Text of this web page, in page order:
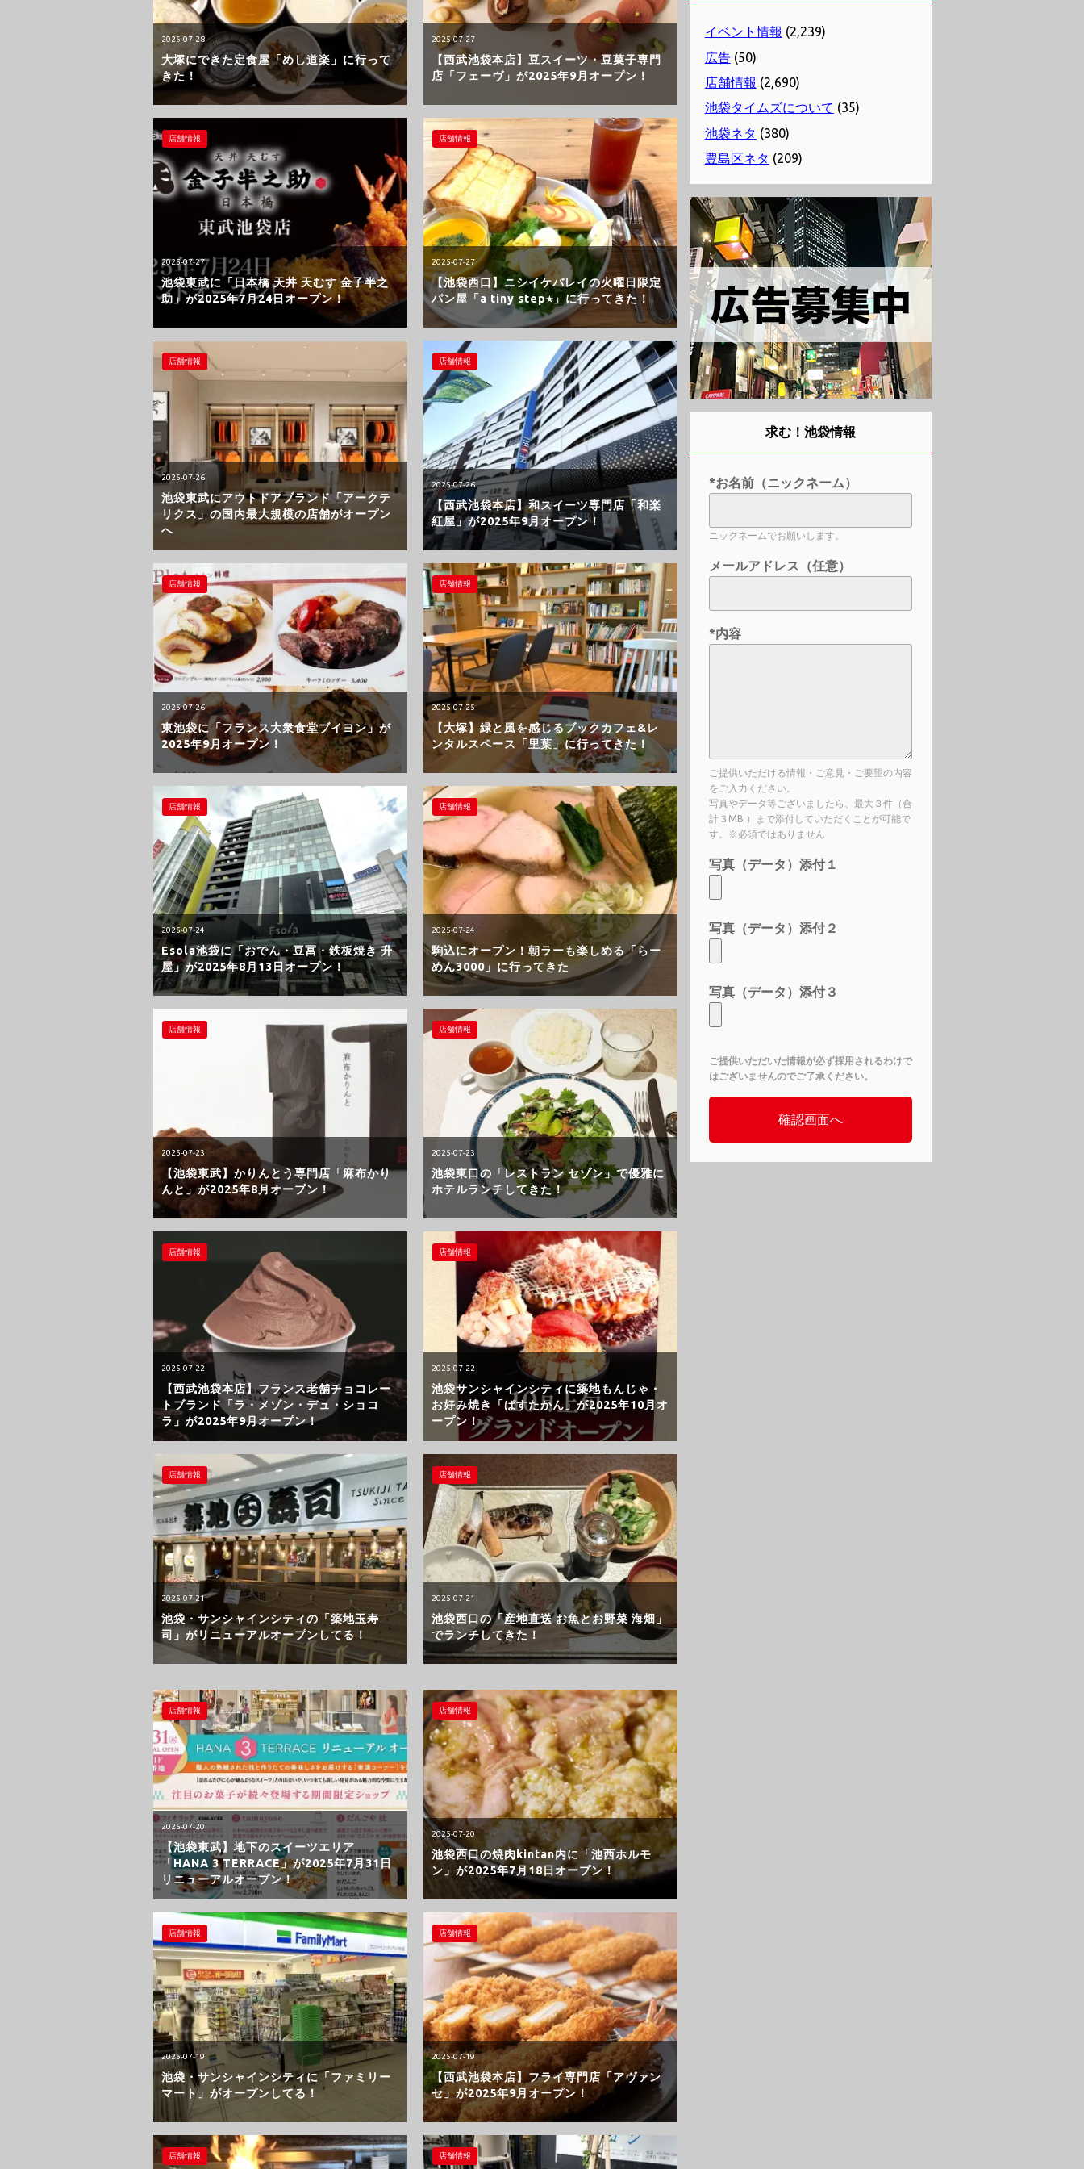
2025-07-28
大塚にできた定食屋「めし道楽」に行って
きた！
2025-07-27
【西武池袋本店】豆スイーツ・豆菓子専門
店「フェーヴ」が2025年9月オープン！
2025-07-27
池袋東武に「日本橋 天丼 天むす 金子半之
助」が2025年7月24日オープン！
店舗情報
2025-07-27
【池袋西口】ニシイケバレイの火曜日限定
パン屋「a tiny step⭐︎」に行ってきた！
店舗情報
2025-07-26
池袋東武にアウトドアブランド「アークテ
リクス」の国内最大規模の店舗がオープン
へ
店舗情報
2025-07-26
【西武池袋本店】和スイーツ専門店「和楽
紅屋」が2025年9月オープン！
店舗情報
2025-07-26
東池袋に「フランス大衆食堂ブイヨン」が
2025年9月オープン！
店舗情報
2025-07-25
【大塚】緑と風を感じるブックカフェ&レ
ンタルスペース「里葉」に行ってきた！
店舗情報
2025-07-24
Esola池袋に「おでん・豆冨・鉄板焼き 升
屋」が2025年8月13日オープン！
店舗情報
2025-07-24
駒込にオープン！朝ラーも楽しめる「らー
めん3000」に行ってきた
店舗情報
2025-07-23
【池袋東武】かりんとう専門店「麻布かり
んと」が2025年8月オープン！
店舗情報
2025-07-23
池袋東口の「レストラン セゾン」で優雅に
ホテルランチしてきた！
店舗情報
2025-07-22
【西武池袋本店】フランス老舗チョコレー
トブランド「ラ・メゾン・デュ・ショコ
ラ」が2025年9月オープン！
店舗情報
2025-07-22
池袋サンシャインシティに築地もんじゃ・
お好み焼き「ぱすたかん」が2025年10月オ
ープン！
店舗情報
2025-07-21
池袋・サンシャインシティの「築地玉寿
司」がリニューアルオープンしてる！
店舗情報
2025-07-21
池袋西口の「産地直送 お魚とお野菜 海畑」
でランチしてきた！
店舗情報
2025-07-20
【池袋東武】地下のスイーツエリア
「HANA 3 TERRACE」が2025年7月31日
リニューアルオープン！
店舗情報
2025-07-20
池袋西口の焼肉kintan内に「池西ホルモ
ン」が2025年7月18日オープン！
店舗情報
2025-07-19
池袋・サンシャインシティに「ファミリー
マート」がオープンしてる！
店舗情報
2025-07-19
【西武池袋本店】フライ専門店「アヴァン
セ」が2025年9月オープン！
店舗情報
店舗情報 店舗情報
イベント情報 (2,239)
広告(50)
店舗情報 (2,690)
池袋タイムズについて (35)
池袋ネタ (380)
豊島区ネタ (209)
求む！池袋情報
*お名前（ニックネーム）
ニックネームでお願いします。
メールアドレス（任意）
*内容
ご提供いただける情報・ご意見・ご要望の内容
をご入力ください。
写真やデータ等ございましたら、最大３件（合
計３MB ）まで添付していただくことが可能で
す。※必須ではありません
写真（データ）添付１
写真（データ）添付２
写真（データ）添付３
ご提供いただいた情報が必ず採用されるわけで
はございませんのでご了承ください。